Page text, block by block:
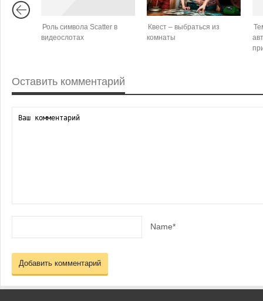
Роль символа Scatter в
видеослотах
Квест – выбраться из
комнаты
Оставить комментарий
Name*